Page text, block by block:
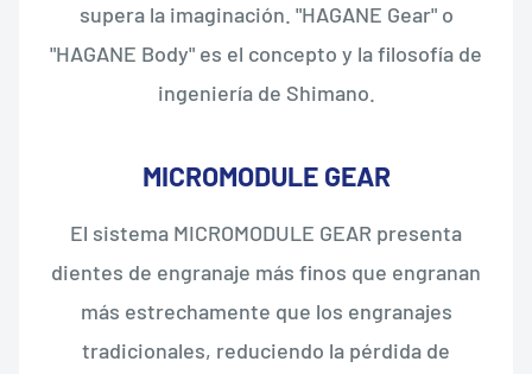
supera la imaginación. "HAGANE Gear" o
"HAGANE Body" es el concepto y la filosofía de
ingeniería de Shimano.
MICROMODULE GEAR
El sistema MICROMODULE GEAR presenta
dientes de engranaje más finos que engranan
más estrechamente que los engranajes
tradicionales, reduciendo la pérdida de